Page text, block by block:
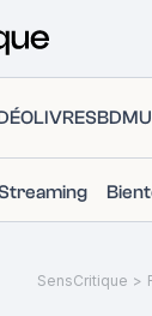
LIVRESBD
Streaming
SensCritique >